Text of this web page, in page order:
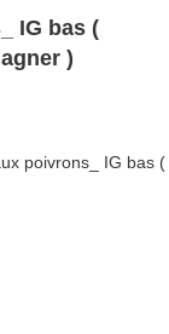
IG bas (
)